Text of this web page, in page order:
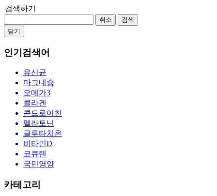
검색하기
취소
검색
닫기
인기검색어
유산균
마그네슘
오메가3
콜라겐
콘드로이친
멜라토닌
글루타치온
비타민D
코큐텐
국민영양
카테고리